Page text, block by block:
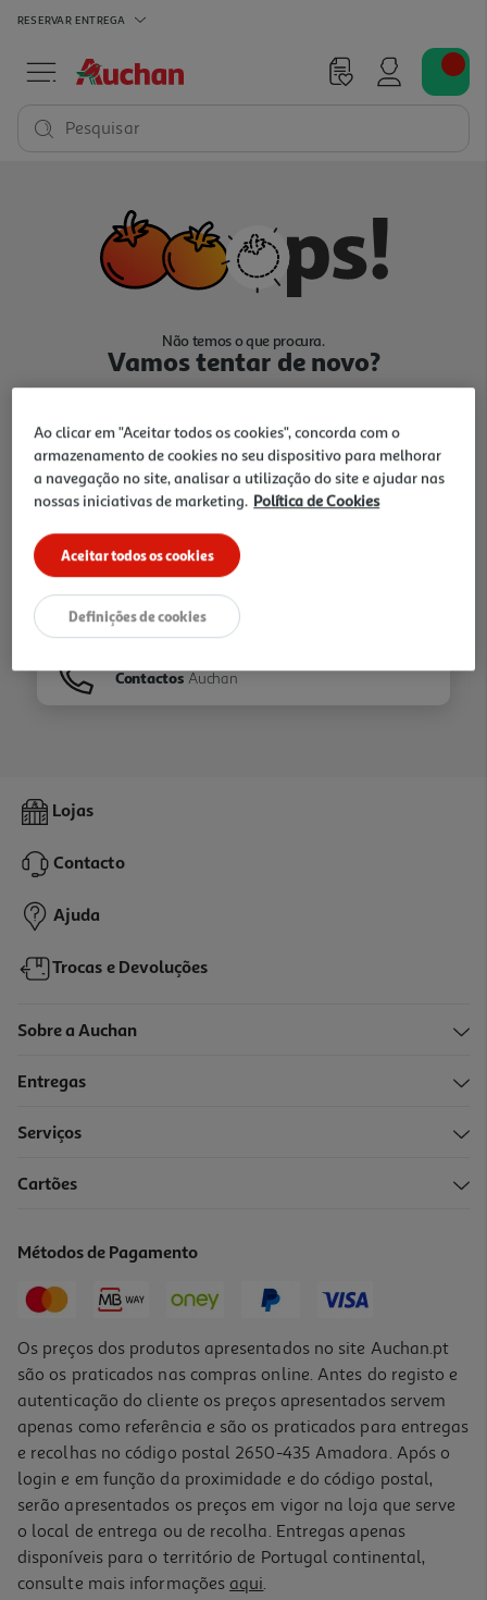
RESERVAR ENTREGA
Pesquisar
Não temos o que procura.
Vamos tentar de novo?
Ir para Homepage
Folhetos
Contactos Auchan
Lojas
Contacto
Ajuda
Trocas e Devoluções
Sobre a Auchan
Entregas
Serviços
Cartões
Métodos de Pagamento
Os preços dos produtos apresentados no site Auchan.pt
são os praticados nas compras online. Antes do registo e
autenticação do cliente os preços apresentados servem
apenas como referência e são os praticados para entregas
e recolhas no código postal 2650-435 Amadora. Após o
login e em função da proximidade e do código postal,
serão apresentados os preços em vigor na loja que serve
o local de entrega ou de recolha. Entregas apenas
disponíveis para o território de Portugal continental,
consulte mais informações aqui.
Ao clicar em "Aceitar todos os cookies", concorda com o
armazenamento de cookies no seu dispositivo para melhorar
a navegação no site, analisar a utilização do site e ajudar nas
nossas iniciativas de marketing. Política de Cookies
Aceitar todos os cookies
Definições de cookies